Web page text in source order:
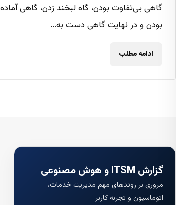
گاهی بی‌تفاوت بودن، گاه لبخند زدن، گاهی آماده
بودن و در نهایت گاهی دست به...
ادامه مطلب
گزارش ITSM و هوش مصنوعی
مروری بر روندهای مهم مدیریت خدمات،
اتوماسیون و تجربه کاربر